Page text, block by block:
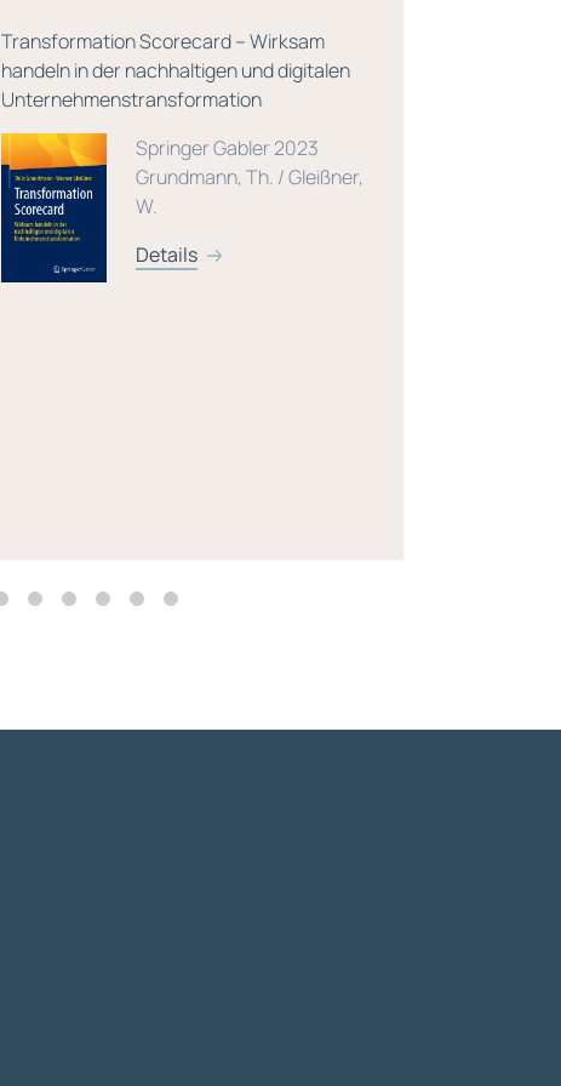
Transformation Scorecard – Wirksam
handeln in der nachhaltigen und digitalen
Unternehmenstransformation
Springer Gabler 2023
Grundmann, Th. / Gleißner,
W.
Details